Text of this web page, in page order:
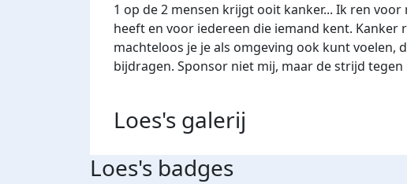
1 op de 2 mensen krijgt ooit kanker... Ik ren
heeft en voor iedereen die iemand kent. Kanker
machteloos je je als omgeving ook kunt voelen,
bijdragen. Sponsor niet mij, maar de strijd tegen
Loes's galerij
Loes's badges